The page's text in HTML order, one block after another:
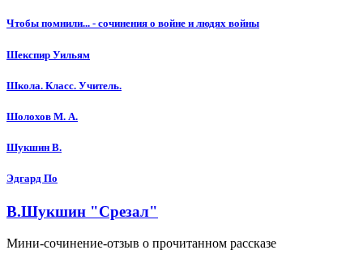
Чтобы помнили... - сочинения о войне и людях войны
Шекспир Уильям
Школа. Класс. Учитель.
Шолохов М. А.
Шукшин В.
Эдгард По
В.Шукшин "Срезал"
Мини-сочинение-отзыв о прочитанном рассказе